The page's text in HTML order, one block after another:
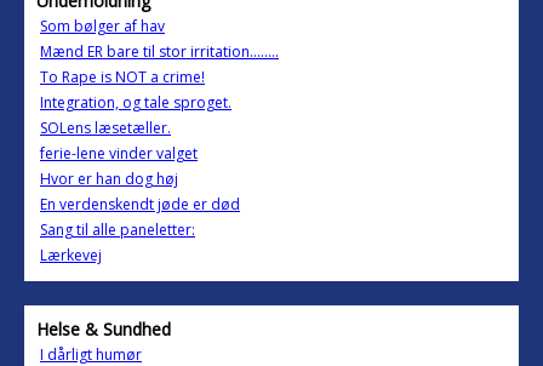
Som bølger af hav
Mænd ER bare til stor irritation........
To Rape is NOT a crime!
Integration, og tale sproget.
SOLens læsetæller.
ferie-lene vinder valget
Hvor er han dog høj
En verdenskendt jøde er død
Sang til alle paneletter:
Lærkevej
Helse & Sundhed
I dårligt humør